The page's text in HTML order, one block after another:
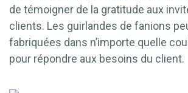
de témoigner de la gratitude aux
clients. Les guirlandes de fanions
fabriquées dans n’importe quelle
pour répondre aux besoins du client.